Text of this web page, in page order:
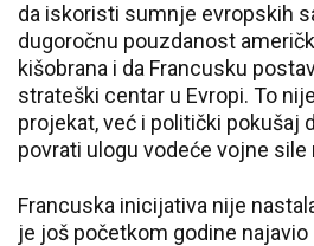
da iskoristi sumnje evropskih
dugoročnu pouzdanost
kišobrana i da Francusku
strateški centar u Evropi. To
projekat, već i politički pokušaj
povrati ulogu vodeće vojne sile
Francuska inicijativa nije
je još početkom godine najavio